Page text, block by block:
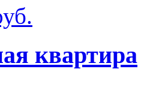
квартира